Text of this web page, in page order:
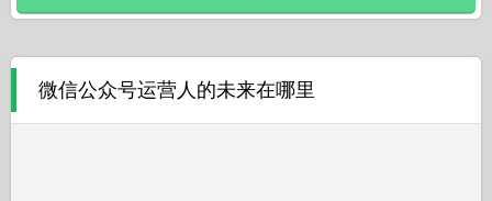
微信公众号运营人的未来在哪里